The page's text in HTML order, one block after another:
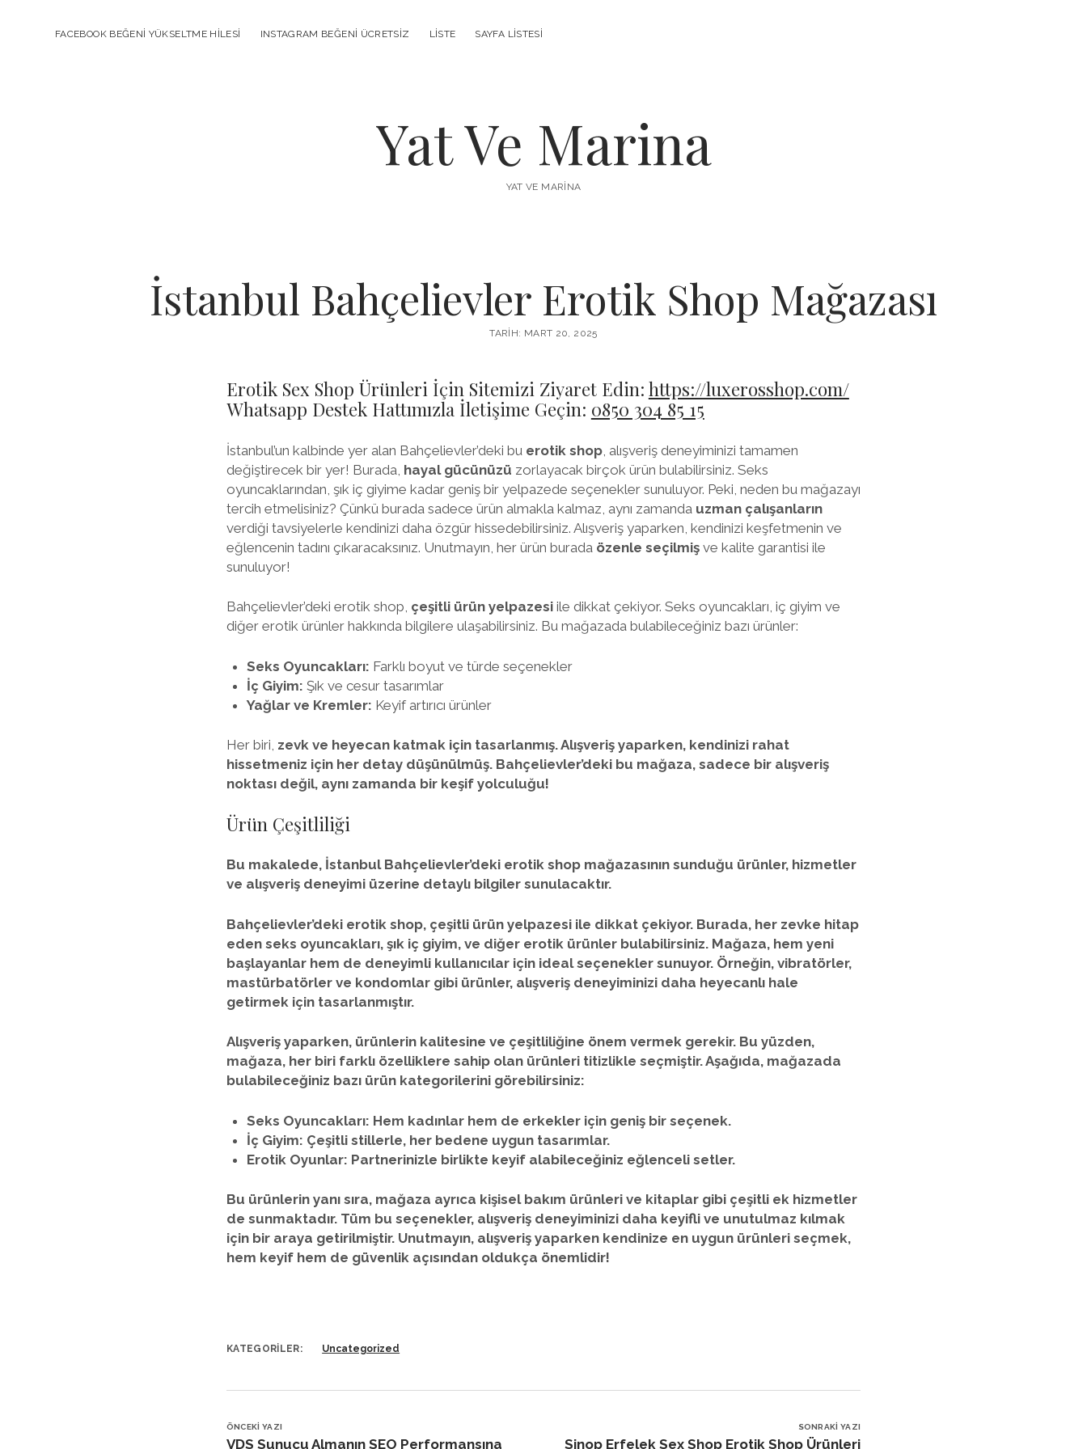
FACEBOOK BEĞENI YÜKSELTME HILESI INSTAGRAM BEĞENI ÜCRETSIZ LISTE SAYFA LISTESI
Yat Ve Marina
YAT VE MARINA
İstanbul Bahçelievler Erotik Shop Mağazası
TARIH: MART 20, 2025
Erotik Sex Shop Ürünleri İçin Sitemizi Ziyaret Edin: https://luxerosshop.com/
Whatsapp Destek Hattımızla İletişime Geçin: 0850 304 85 15
İstanbul’un kalbinde yer alan Bahçelievler’deki bu erotik shop, alışveriş deneyiminizi tamamen
değiştirecek bir yer! Burada, hayal gücünüzü zorlayacak birçok ürün bulabilirsiniz. Seks
oyuncaklarından, şık iç giyime kadar geniş bir yelpazede seçenekler sunuluyor. Peki, neden bu mağazayı
tercih etmelisiniz? Çünkü burada sadece ürün almakla kalmaz, aynı zamanda uzman çalışanların
verdiği tavsiyelerle kendinizi daha özgür hissedebilirsiniz. Alışveriş yaparken, kendinizi keşfetmenin ve
eğlencenin tadını çıkaracaksınız. Unutmayın, her ürün burada özenle seçilmişve kalite garantisi ile
sunuluyor!
Bahçelievler’deki erotik shop, çeşitli ürün yelpazesiile dikkat çekiyor. Seks oyuncakları, iç giyim ve
diğer erotik ürünler hakkında bilgilere ulaşabilirsiniz. Bu mağazada bulabileceğiniz bazı ürünler:
Seks Oyuncakları: Farklı boyut ve türde seçenekler
İç Giyim: Şık ve cesur tasarımlar
Yağlar ve Kremler: Keyif artırıcı ürünler
Her biri, zevk ve heyecan katmak için tasarlanmış. Alışveriş yaparken, kendinizi rahat
hissetmeniz için her detay düşünülmüş. Bahçelievler’deki bu mağaza, sadece bir alışveriş
noktası değil, aynı zamanda bir keşif yolculuğu!
Ürün Çeşitliliği
Bu makalede, İstanbul Bahçelievler’deki erotik shop mağazasının sunduğu ürünler, hizmetler
ve alışveriş deneyimi üzerine detaylı bilgiler sunulacaktır.
Bahçelievler’deki erotik shop, çeşitli ürün yelpazesiile dikkat çekiyor. Burada, her zevke hitap
eden seks oyuncakları, şık iç giyim, ve diğer erotik ürünler bulabilirsiniz. Mağaza, hem yeni
başlayanlar hem de deneyimli kullanıcılar için ideal seçenekler sunuyor. Örneğin, vibratörler,
mastürbatörlerve kondomlargibi ürünler, alışveriş deneyiminizi daha heyecanlı hale
getirmek için tasarlanmıştır.
Alışveriş yaparken, ürünlerin kalitesine ve çeşitliliğine önem vermek gerekir. Bu yüzden,
mağaza, her biri farklı özelliklere sahip olan ürünleri titizlikle seçmiştir. Aşağıda, mağazada
bulabileceğiniz bazı ürün kategorilerini görebilirsiniz:
Seks Oyuncakları: Hem kadınlar hem de erkekler için geniş bir seçenek.
İç Giyim: Çeşitli stillerle, her bedene uygun tasarımlar.
Erotik Oyunlar: Partnerinizle birlikte keyif alabileceğiniz eğlenceli setler.
Bu ürünlerin yanı sıra, mağaza ayrıca kişisel bakım ürünlerive kitaplargibi çeşitli ek hizmetler
de sunmaktadır. Tüm bu seçenekler, alışveriş deneyiminizi daha keyifli ve unutulmaz kılmak
için bir araya getirilmiştir. Unutmayın, alışveriş yaparken kendinize en uygun ürünleri seçmek,
hem keyif hem de güvenlik açısından oldukça önemlidir!
KATEGORILER: Uncategorized
ÖNCEKI YAZI
VDS Sunucu Almanın SEO Performansına
SONRAKI YAZI
Sinop Erfelek Sex Shop Erotik Shop Ürünleri